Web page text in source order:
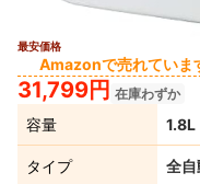
最安価格
Amazonで売れていま
31,799円 在庫わずか
容量 1.8L
タイプ 全自